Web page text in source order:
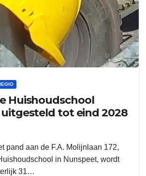
Huishoudschool
tot eind 2028
pand aan de F.A. Molijnlaan 172,
in Nunspeet, wordt
31…